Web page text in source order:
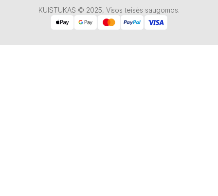
KUISTUKAS © 2025, Visos teisės saugomos.